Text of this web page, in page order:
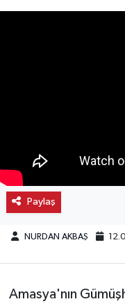
Paylaş
NURDAN AKBAŞ
Amasya'nın
Oğuzlar
Ortaköy
Osmancık